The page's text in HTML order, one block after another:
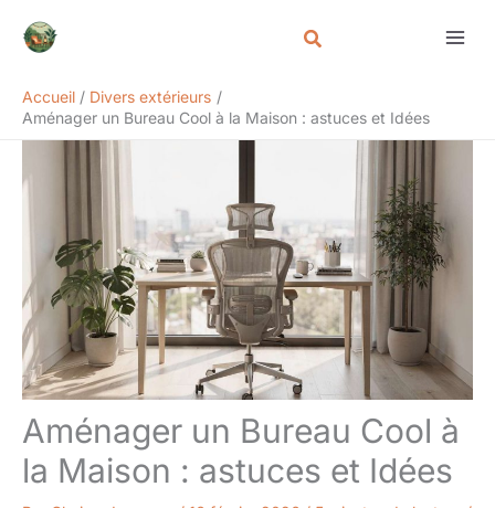
Accueil
Divers extérieurs
Aménager un Bureau Cool à la Maison : astuces et Idées
Aménager un Bureau Cool à
la Maison : astuces et Idées